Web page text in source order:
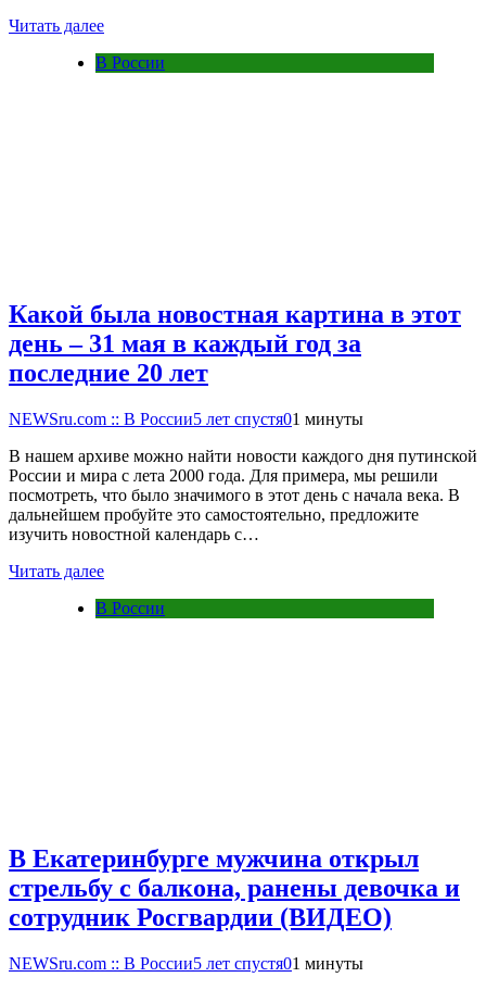
Читать далее
В России
Какой была новостная картина в этот
день – 31 мая в каждый год за
последние 20 лет
NEWSru.com :: В России5 лет спустя01 минуты
В нашем архиве можно найти новости каждого дня путинской
России и мира с лета 2000 года. Для примера, мы решили
посмотреть, что было значимого в этот день с начала века. В
дальнейшем пробуйте это самостоятельно, предложите
изучить новостной календарь с…
Читать далее
В России
В Екатеринбурге мужчина открыл
стрельбу с балкона, ранены девочка и
сотрудник Росгвардии (ВИДЕО)
NEWSru.com :: В России5 лет спустя01 минуты